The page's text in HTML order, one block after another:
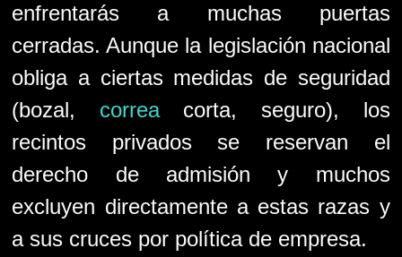
enfrentarás a muchas puertas
cerradas. Aunque la legislación nacional
obliga a ciertas medidas de seguridad
(bozal, correacorta, seguro), los
recintos privados se reservan el
derecho de admisión y muchos
excluyen directamente a estas razas y
a sus cruces por política de empresa.